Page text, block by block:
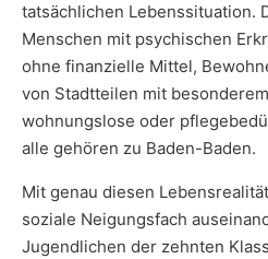
tatsächlichen Lebenssituation.
Menschen mit psychischen
ohne finanzielle Mittel,
von Stadtteilen mit
wohnungslose oder
alle gehören zu Baden-Baden.
Mit genau diesen
soziale Neigungsfach
Jugendlichen der zehnten